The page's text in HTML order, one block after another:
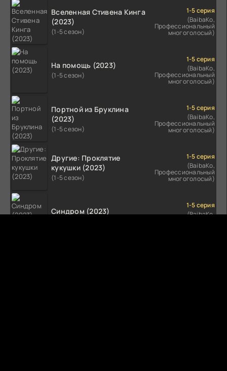
Вселенная Стивена Кинга
(2023)
(1-5 сезон)
1-5 серия
(BaibaKo,
Профессиональный
многоголосый)
На помощь (2023)
(1-5 сезон)
1-5 серия
(BaibaKo,
Профессиональный
многоголосый)
Портной из Бруклина
(2023)
(1-5 сезон)
1-5 серия
(BaibaKo,
Профессиональный
многоголосый)
Другие: Проклятие
кукушки (2023)
(1-5 сезон)
1-5 серия
(BaibaKo,
Профессиональный
многоголосый)
Синдром (2023)
1-5 серия
(BaibaKo,